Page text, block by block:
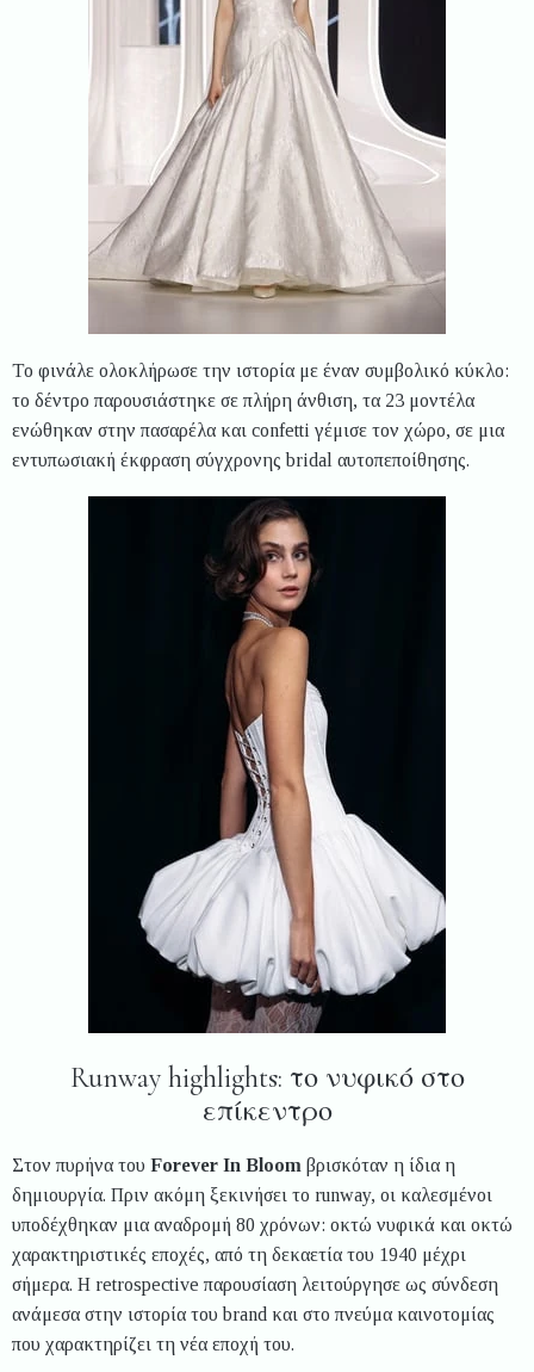
Το φινάλε ολοκλήρωσε την ιστορία με έναν συμβολικό κύκλο:
το δέντρο παρουσιάστηκε σε πλήρη άνθιση, τα 23 μοντέλα
ενώθηκαν στην πασαρέλα και confetti γέμισε τον χώρο, σε μια
εντυπωσιακή έκφραση σύγχρονης bridal αυτοπεποίθησης.
Runway highlights: το νυφικό στο
επίκεντρο
Στον πυρήνα του Forever In Bloom βρισκόταν η ίδια η
δημιουργία. Πριν ακόμη ξεκινήσει το runway, οι καλεσμένοι
υποδέχθηκαν μια αναδρομή 80 χρόνων: οκτώ νυφικά και οκτώ
χαρακτηριστικές εποχές, από τη δεκαετία του 1940 μέχρι
σήμερα. Η retrospective παρουσίαση λειτούργησε ως σύνδεση
ανάμεσα στην ιστορία του brand και στο πνεύμα καινοτομίας
που χαρακτηρίζει τη νέα εποχή του.